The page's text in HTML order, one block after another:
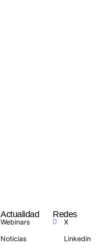
Actualidad
Webinars
Noticias
Redes
X
Linkedin